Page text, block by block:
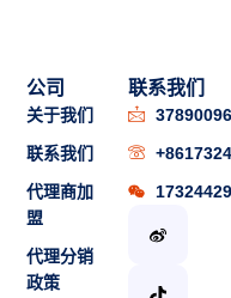
公司
关于我们
联系我们
代理商加
盟
代理分销
政策
联系我们